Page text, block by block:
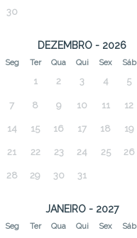
30
DEZEMBRO - 2026
Seg Ter Qua Qui Sex Sáb
1 2 3 4 5
7 8 9 10 11 12
14 15 16 17 18 19
21 22 23 24 25 26
28 29 30 31
JANEIRO - 2027
Seg Ter Qua Qui Sex Sáb